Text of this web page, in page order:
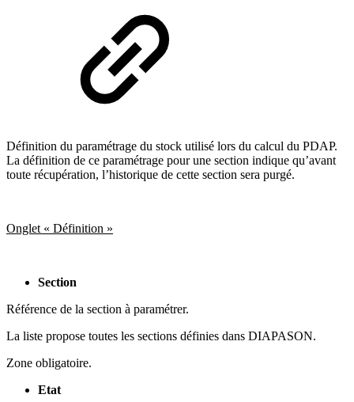
Définition du paramétrage du stock utilisé lors du calcul du PDAP.
La définition de ce paramétrage pour une section indique qu’avant
toute récupération, l’historique de cette section sera purgé.
Onglet « Définition »
Section
Référence de la section à paramétrer.
La liste propose toutes les sections définies dans DIAPASON.
Zone obligatoire.
Etat